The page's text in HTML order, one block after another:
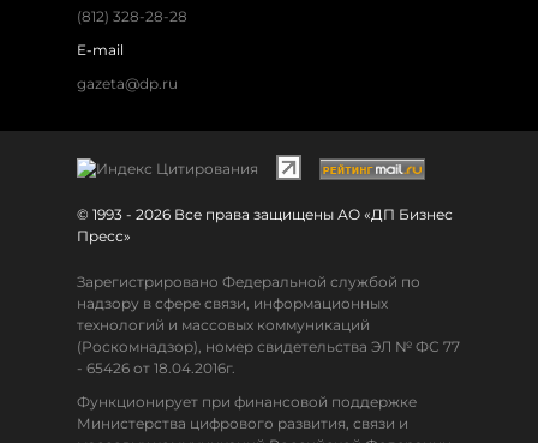
(812) 328-28-28
E-mail
gazeta@dp.ru
© 1993 - 2026 Все права защищены АО «ДП Бизнес
Пресс»
Зарегистрировано Федеральной службой по
надзору в сфере связи, информационных
технологий и массовых коммуникаций
(Роскомнадзор), номер свидетельства ЭЛ № ФС 77
- 65426 от 18.04.2016г.
Функционирует при финансовой поддержке
Министерства цифрового развития, связи и